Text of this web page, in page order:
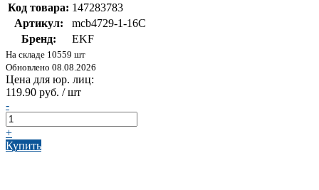
Код товара: 147283783
Артикул:
mcb4729-1-16C
Бренд:
EKF
На складе 10559 шт
Обновлено 08.08.2026
Цена для юр. лиц:
119.90 руб. / шт
-
+
Купить